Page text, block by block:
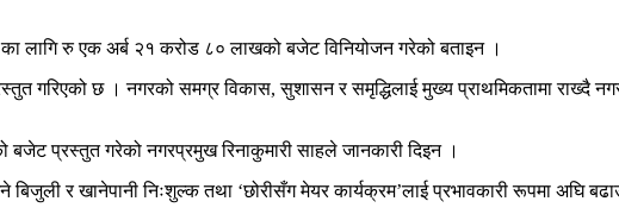
रु एक अर्ब २१ करोड ८० लाखको बजेट विनियोजन गरेको बताइन ।
गरिएको छ । नगरको समग्र विकास, सुशासन र समृद्धिलाई मुख्य प्राथमिकतामा राख्दै
प्रस्तुत गरेको नगरप्रमुख रिनाकुमारी साहले जानकारी दिइन ।
र खानेपानी निःशुल्क तथा ‘छोरीसँग मेयर कार्यक्रम’लाई प्रभावकारी रूपमा अघि